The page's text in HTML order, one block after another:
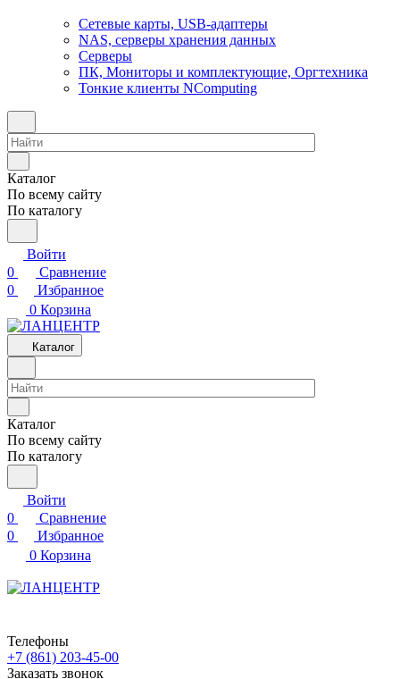
Сетевые карты, USB-адаптеры
NAS, серверы хранения данных
Серверы
ПК, Мониторы и комплектующие, Оргтехника
Тонкие клиенты NComputing
Каталог
По всему сайту
По каталогу
Войти
0
Сравнение
0
Избранное
0 Корзина
Каталог
Каталог
По всему сайту
По каталогу
Войти
0
Сравнение
0
Избранное
0 Корзина
Телефоны
+7 (861) 203-45-00
Заказать звонок